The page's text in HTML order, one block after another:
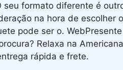
seu formato diferente é
na hora de escolher
pode ser o.
Relaxa na
rápida e frete.